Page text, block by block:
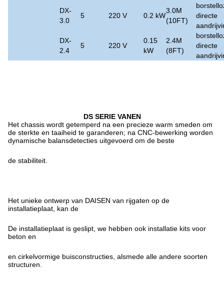
DX-
3.0
5 220 V 0.2 kW
3.0M
(10FT)
directe
DX-
2.4
5 220 V
0.15
kW
2.4M
(8FT)
directe
DS SERIE VANEN
Het chassis wordt getemperd na een precieze warm smeden om
de sterkte en taaiheid te garanderen; na CNC-bewerking worden
dynamische balansdetecties uitgevoerd om de beste
de stabiliteit.
Het unieke ontwerp van DAISEN van rijgaten op de
installatieplaat, kan de
De installatieplaat is geslipt, we hebben ook installatie kits voor
beton en
en cirkelvormige buisconstructies, alsmede alle andere soorten
structuren.